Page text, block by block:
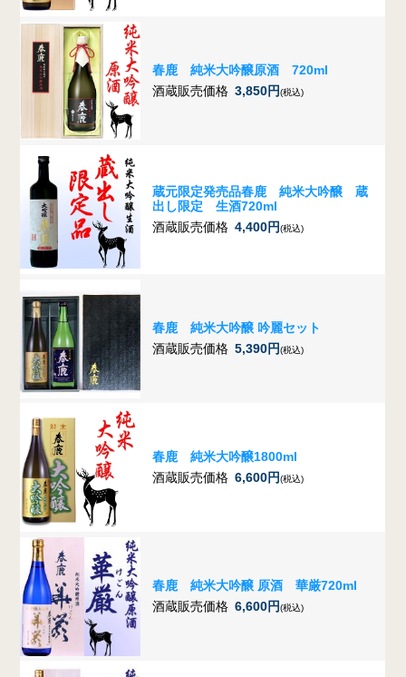
春鹿 純米大吟醸原酒 720ml
酒蔵販売価格 3,850円(税込)
蔵元限定発売品春鹿 純米大吟醸 蔵
出し限定 生酒720ml
酒蔵販売価格 4,400円(税込)
春鹿 純米大吟醸 吟麗セット
酒蔵販売価格 5,390円(税込)
春鹿 純米大吟醸1800ml
酒蔵販売価格 6,600円(税込)
春鹿 純米大吟醸 原酒 華厳720ml
酒蔵販売価格 6,600円(税込)